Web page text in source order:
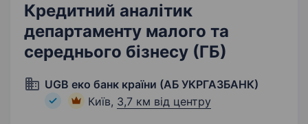
Кредитний аналітик
департаменту малого та
середнього бізнесу (ГБ)
UGB еко банк країни (АБ УКРГАЗБАНК)
Київ, 3,7 км від центру